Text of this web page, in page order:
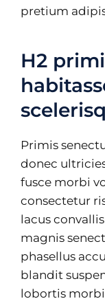
pretium
H2
Primis
donec
fusce morbi
consectetur
lacus
magnis
phasellus
blandit
lobortis morbi